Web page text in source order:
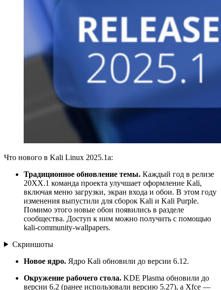
Что нового в Kali Linux 2025.1a:
Традиционное обновление темы. Каждый год в релизе
20XX.1 команда проекта улучшает оформление Kali,
включая меню загрузки, экран входа и обои. В этом году
изменения выпустили для сборок Kali и Kali Purple.
Помимо этого новые обои появились в разделе
сообщества. Доступ к ним можно получить с помощью
kali-community-wallpapers.
Скриншоты
Новое ядро. Ядро Kali обновили до версии 6.12.
Окружение рабочего стола. KDE Plasma обновили до
версии 6.2 (ранее использовали версию 5.27), а Xfce —